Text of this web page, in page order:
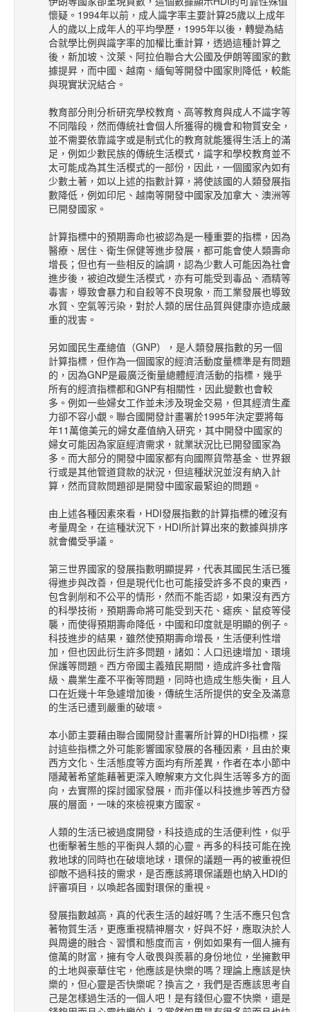
懷疑。1994年以前，成人識字率主要計算25歲以上成年
人的歲以上成年人的平均學歷，1995年以後，轉變為結
合就學比例與識字率的加權比重計算，透過這種計算之
後，新加坡、汶萊、阿拉伯聯合大公國及伊朗等國家的數
據提昇，而中國、越南、緬甸等開發中國家則降低，較能
與現實狀況結合。
教育部分則分析研究學校教育、高等教育與成人不識字等
不同階段，然而傳統社會個人所獲得的機會和物質安全，
並不需要依靠識字或是制式化的教育就能獲得生活上的滿
足，例如少數民族的傳統生活模式，識字和學校教育並不
太可能成為其生活模式的一部份，因此，一個國家內如有
少數土著，如以上述的指數計算，將使該國的人類發展指
數降低，例如印尼、越南等開發中國家及加拿大、澳洲等
已開發國家。
計算指標中的預期壽命也被認為是一種重要的指標，因為
醫療、居住、衛生保健等進步發展，都可能會使人類壽命
增長；但也有一些相反的論調，認為少數人可能因為社會
進步後，被迫改變生活模式，亦有可能受到毒品、酒精等
毒害，導致會暴力和自殺等不良現象，而工業發展也導致
水質、空氣等污染，對於人類的居住品質與健康亦造成嚴
重的戕害。
另如國民生產總值（GNP），是人類發展指數的另一個
計算指標，但作為一個國家的經濟活動度量標準是有問題
的，因為GNP是最廣泛衡量總體經濟活動的指標，幾乎
所有的經濟指標都和GNP有相關性，因此變數也會較
多。例如一些婦女工作並未涉及現金交易，但其經濟生產
力卻不容小覷。聯合國開發計畫署於1995年決定要將每
年11萬億美元的婦女產值納入研究，其中開發中國家的
婦女可能因為家庭經濟需求，就業狀況比已開發國家為
多。而大部分的開發中國家都有向國際貨幣基金、世界銀
行或是其他管道貸款的狀況，但這種狀況並沒有納入計
算，然而貸款問題卻是開發中國家最緊迫的問題。
由上述各種因素來看，HDI發展指數的計算指標的確沒有
考量周全，在這種狀況下，HDI所計算出來的數據與排序
就會備受爭議。
第三世界國家的發展指數明顯提昇，代表其國民生活已獲
得進步與改善，但是現代化也可能接受許多不良的東西，
包含剝削和不公平的情形，然而不能否認，如果沒有西方
的科學技術，預期壽命將可能受到天花、瘧疾、鼠疫等侵
襲，而使得預期壽命降低，中國和印度就是明顯的例子。
科技進步的結果，雖然使預期壽命增長，生活便利性增
加，但也因此衍生許多問題，諸如：人口迅速增加、環境
保護等問題。西方帝國主義殖民期間，造成許多社會階
級、農業生產不平衡等問題，同時也造成生態失衡，且人
口在近幾十年急遽增加後，傳統生活所提供的安全及滿意
的生活已遭到嚴重的破壞。
本小節主要藉由聯合國開發計畫署所計算的HDI指標，探
討這些指標之外可能影響國家發展的各種因素，且由於東
西方文化、生活態度等方面均有所差異，作者在本小節中
隱藏著希望能藉著更深入瞭解東方文化與生活等多方的面
向，去實際的探討國家發展，而非僅以科技進步等西方發
展的層面，一味的來檢視東方國家。
人類的生活已被過度開發，科技造成的生活便利性，似乎
也衝擊著生態的平衡與人類的心靈。再多的科技可能在挽
救地球的同時也在破壞地球，環保的議題一再的被重視但
卻敵不過科技的需求，是否應該將環保議題也納入HDI的
評審項目，以喚起各國對環保的重視。
發展指數越高，真的代表生活的越好嗎？生活不應只包含
著物質生活，更應重視精神層次，好與不好，應取決於人
與周邊的融合、習慣和態度而言，例如如果有一個人擁有
億萬的財富，擁有令人敬畏與羨慕的身份地位，坐擁數甲
的土地與豪華住宅，他應該是快樂的嗎？理論上應該是快
樂的，但心靈是否快樂呢？換言之，我們是否應該思考自
己是怎樣過生活的一個人吧！是有錢但心靈不快樂，還是